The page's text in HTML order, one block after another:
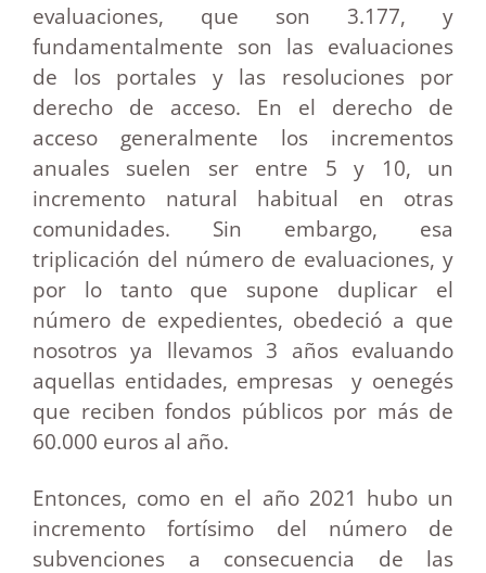
evaluaciones, que son 3.177, y
fundamentalmente son las evaluaciones
de los portales y las resoluciones por
derecho de acceso. En el derecho de
acceso generalmente los incrementos
anuales suelen ser entre 5 y 10, un
incremento natural habitual en otras
comunidades. Sin embargo, esa
triplicación del número de evaluaciones, y
por lo tanto que supone duplicar el
número de expedientes, obedeció a que
nosotros ya llevamos 3 años evaluando
aquellas entidades, empresas y oenegés
que reciben fondos públicos por más de
60.000 euros al año.
Entonces, como en el año 2021 hubo un
incremento fortísimo del número de
subvenciones a consecuencia de las